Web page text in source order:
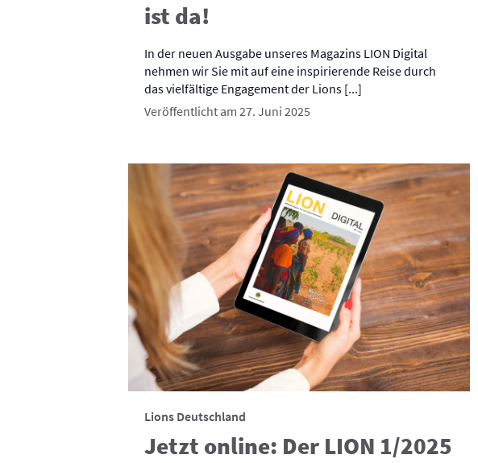
ist da!
In der neuen Ausgabe unseres Magazins LION Digital
nehmen wir Sie mit auf eine inspirierende Reise durch
das vielfältige Engagement der Lions [...]
Veröffentlicht am 27. Juni 2025
Lions Deutschland
Jetzt online: Der LION 1/2025